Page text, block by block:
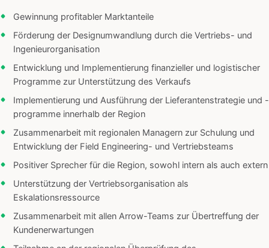
Gewinnung profitabler Marktanteile
Förderung der Designumwandlung durch die Vertriebs- und
Ingenieurorganisation
Entwicklung und Implementierung finanzieller und logistischer
Programme zur Unterstützung des Verkaufs
Implementierung und Ausführung der Lieferantenstrategie und -
programme innerhalb der Region
Zusammenarbeit mit regionalen Managern zur Schulung und
Entwicklung der Field Engineering- und Vertriebsteams
Positiver Sprecher für die Region, sowohl intern als auch extern
Unterstützung der Vertriebsorganisation als
Eskalationsressource
Zusammenarbeit mit allen Arrow-Teams zur Übertreffung der
Kundenerwartungen